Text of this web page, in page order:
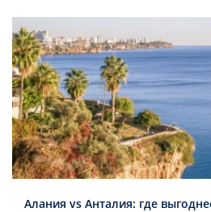
Алания vs Анталия: где